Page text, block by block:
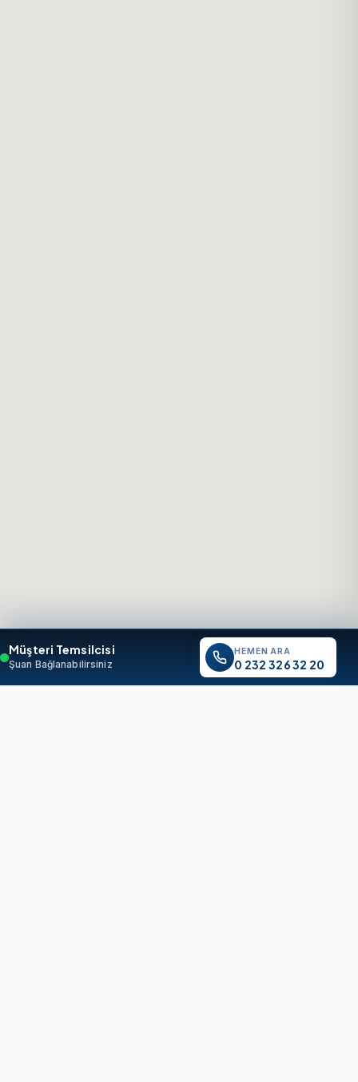
Müşteri Temsilcisi
Şuan Bağlanabilirsiniz
HEMEN ARA
0 232 326 32 20